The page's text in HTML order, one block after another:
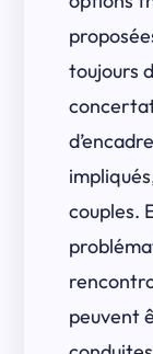
toujours
couples.
peuvent